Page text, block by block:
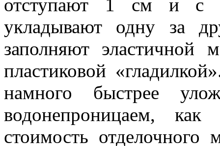
отступают 1 см и с
укладывают одну за
заполняют эластичной
пластиковой
намного быстрее
водонепроницаем,
стоимость отделочного